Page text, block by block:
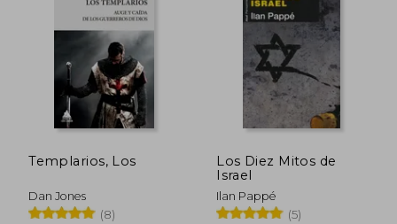
45% 45%
Templarios, Los
Dan Jones
(8)
Los Diez Mitos de
Israel
Ilan Pappé
(5)